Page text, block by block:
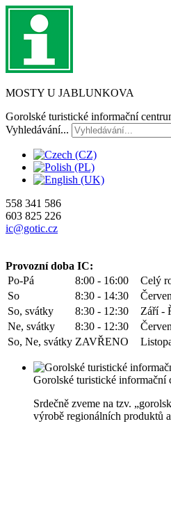
MOSTY U JABLUNKOVA
Gorolské turistické informační
Vyhledávání...
558 341 586
603 825 226
ic@gotic.cz
Provozní doba IC:
Po-Pá
8:00 - 16:00
Celý
So
8:30 - 14:30
So, svátky
8:30 - 12:30
Září -
Ne, svátky
8:30 - 12:30
So, Ne, svátky ZAVŘENO
Gorolské turistické informační
Srdečně zveme na tzv.
výrobě regionálních produktů